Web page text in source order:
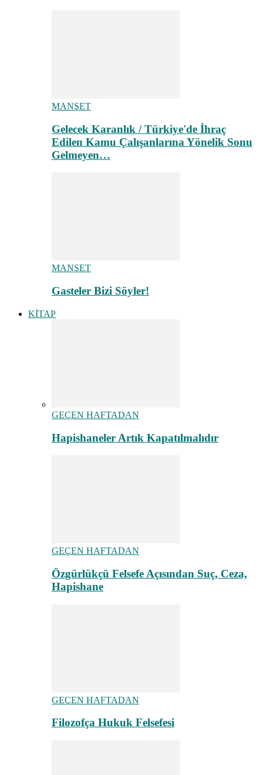
MANŞET
Gelecek Karanlık / Türkiye'de İhraç
Edilen Kamu Çalışanlarına Yönelik Sonu
Gelmeyen…
MANŞET
Gasteler Bizi Söyler!
KİTAP
GEÇEN HAFTADAN
Hapishaneler Artık Kapatılmalıdır
GEÇEN HAFTADAN
Özgürlükçü Felsefe Açısından Suç, Ceza,
Hapishane
GEÇEN HAFTADAN
Filozofça Hukuk Felsefesi